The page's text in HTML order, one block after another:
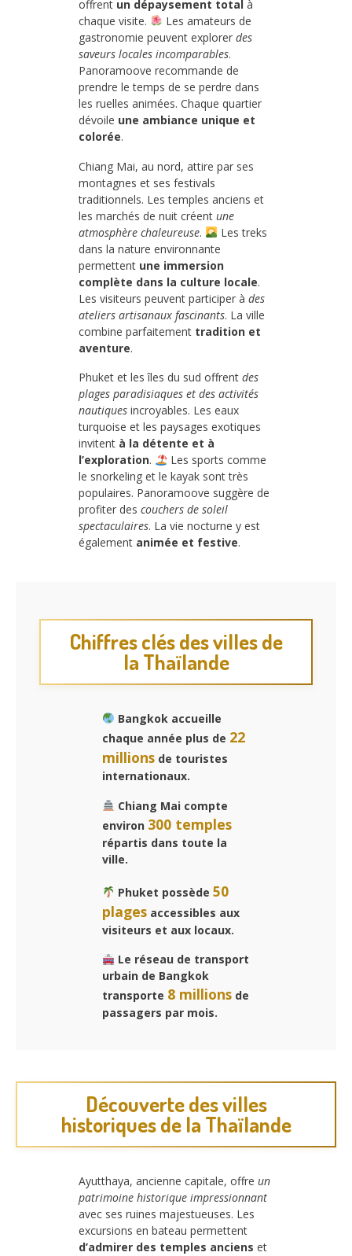
offrent un dépaysement total à
chaque visite.
Les amateurs de
gastronomie peuvent explorer des
saveurs locales incomparables.
Panoramoove recommande de
prendre le temps de se perdre dans
les ruelles animées. Chaque quartier
dévoile une ambiance unique et
colorée.
Chiang Mai, au nord, attire par ses
montagnes et ses festivals
traditionnels. Les temples anciens et
les marchés de nuit créent une
atmosphère chaleureuse.
Les treks
dans la nature environnante
permettent une immersion
complète dans la culture locale.
Les visiteurs peuvent participer à des
ateliers artisanaux fascinants. La ville
combine parfaitement tradition et
aventure.
Phuket et les îles du sud offrent des
plages paradisiaques et des activités
nautiques incroyables. Les eaux
turquoise et les paysages exotiques
invitent à la détente et à
l’exploration.
Les sports comme
le snorkeling et le kayak sont très
populaires. Panoramoove suggère de
profiter des couchers de soleil
spectaculaires. La vie nocturne y est
également animée et festive.
Chiffres clés des villes de
la Thaïlande
Bangkok accueille
chaque année plus de 22
millions de touristes
internationaux.
Chiang Mai compte
environ 300 temples
répartis dans toute la
ville.
Phuket possède 50
plages accessibles aux
visiteurs et aux locaux.
Le réseau de transport
urbain de Bangkok
transporte 8 millions de
passagers par mois.
Découverte des villes
historiques de la Thaïlande
Ayutthaya, ancienne capitale, offre un
patrimoine historique impressionnant
avec ses ruines majestueuses. Les
excursions en bateau permettent
d’admirer des temples anciens et